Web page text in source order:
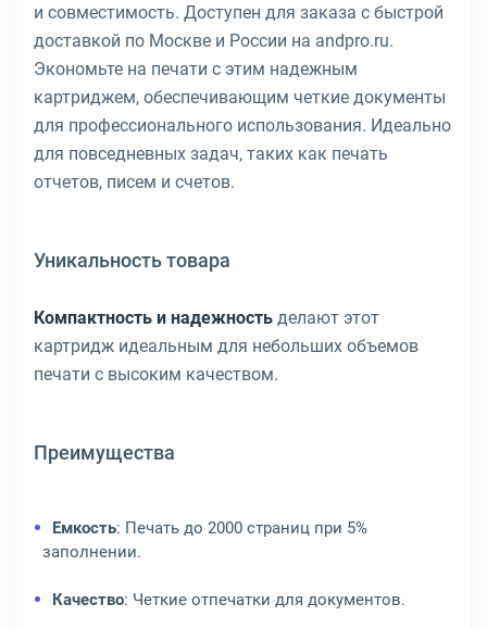
и совместимость. Доступен для заказа с быстрой
доставкой по Москве и России на andpro.ru.
Экономьте на печати с этим надежным
картриджем, обеспечивающим четкие документы
для профессионального использования. Идеально
для повседневных задач, таких как печать
отчетов, писем и счетов.
Уникальность товара
Компактность и надежность делают этот
картридж идеальным для небольших объемов
печати с высоким качеством.
Преимущества
Емкость: Печать до 2000 страниц при 5%
заполнении.
Качество: Четкие отпечатки для документов.